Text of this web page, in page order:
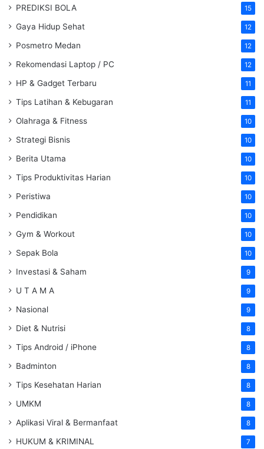
PREDIKSI BOLA 15
Gaya Hidup Sehat 12
Posmetro Medan 12
Rekomendasi Laptop / PC 12
HP & Gadget Terbaru 11
Tips Latihan & Kebugaran 11
Olahraga & Fitness 10
Strategi Bisnis 10
Berita Utama 10
Tips Produktivitas Harian 10
Peristiwa 10
Pendidikan 10
Gym & Workout 10
Sepak Bola 10
Investasi & Saham 9
U T A M A 9
Nasional 9
Diet & Nutrisi 8
Tips Android / iPhone 8
Badminton 8
Tips Kesehatan Harian 8
UMKM 8
Aplikasi Viral & Bermanfaat 8
HUKUM & KRIMINAL 7